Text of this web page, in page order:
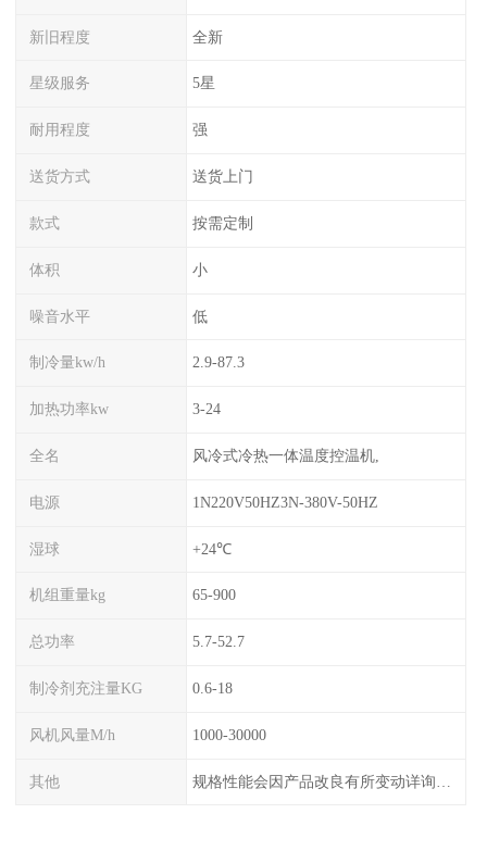
新旧程度 全新
星级服务 5星
耐用程度 强
送货方式 送货上门
款式 按需定制
体积 小
噪音水平 低
制冷量kw/h 2.9-87.3
加热功率kw 3-24
全名 风冷式冷热一体温度控温机,
电源 1N220V50HZ3N-380V-50HZ
湿球 +24℃
机组重量kg 65-900
总功率 5.7-52.7
制冷剂充注量KG 0.6-18
风机风量M/h 1000-30000
其他